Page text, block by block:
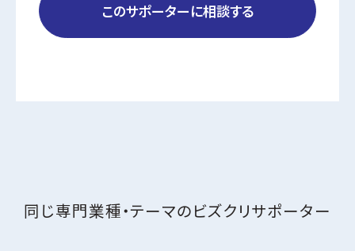
このサポーターに相談する
同じ専門業種・テーマの ビズクリサポーター